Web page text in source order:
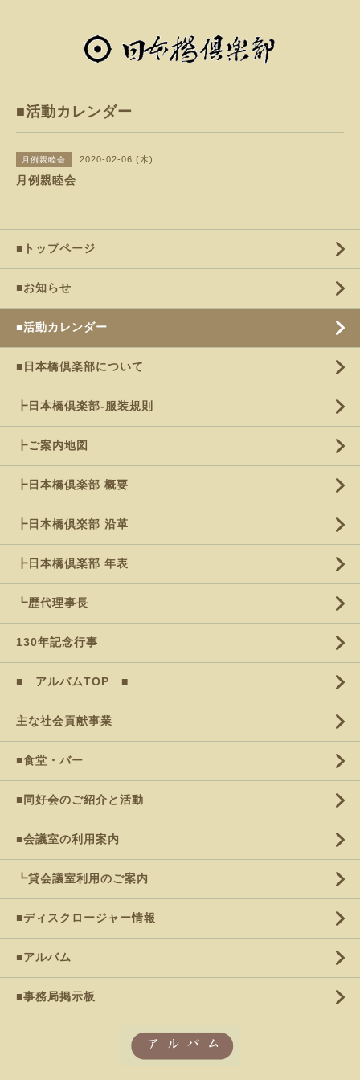
■活動カレンダー
月例親睦会 2020-02-06 (木)
月例親睦会
■トップページ
■お知らせ
■活動カレンダー
■日本橋倶楽部について
┣日本橋倶楽部-服装規則
┣ご案内地図
┣日本橋倶楽部 概要
┣日本橋倶楽部 沿革
┣日本橋倶楽部 年表
┗歴代理事長
130年記念行事
■ アルバムTOP ■
主な社会貢献事業
■食堂・バー
■同好会のご紹介と活動
■会議室の利用案内
┗貸会議室利用のご案内
■ディスクロージャー情報
■アルバム
■事務局掲示板